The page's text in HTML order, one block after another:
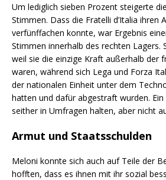
Um lediglich sieben Prozent steigerte
Stimmen. Dass die Fratelli d’Italia ihren
verfünffachen konnte, war Ergebnis
Stimmen innerhalb des rechten Lagers.
weil sie die einzige Kraft außerhalb der
waren, während sich Lega und Forza
der nationalen Einheit unter dem
hatten und dafür abgestraft wurden. Ein
seither in Umfragen halten, aber nicht
Armut und Staatsschulden
Meloni konnte sich auch auf Teile der
hofften, dass es ihnen mit ihr sozial